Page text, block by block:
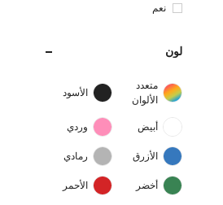
نعم
لون
متعدد
الألوان
الأسود
أبيض وردي
الأزرق رمادي
أخضر الأحمر